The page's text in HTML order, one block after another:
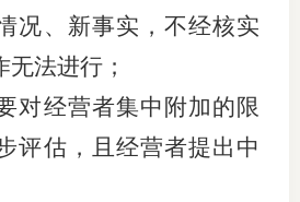
况、新事实，不经核实
法进行；
对经营者集中附加的限
评估，且经营者提出中